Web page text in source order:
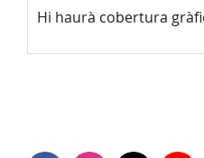
Hi haurà cobertura